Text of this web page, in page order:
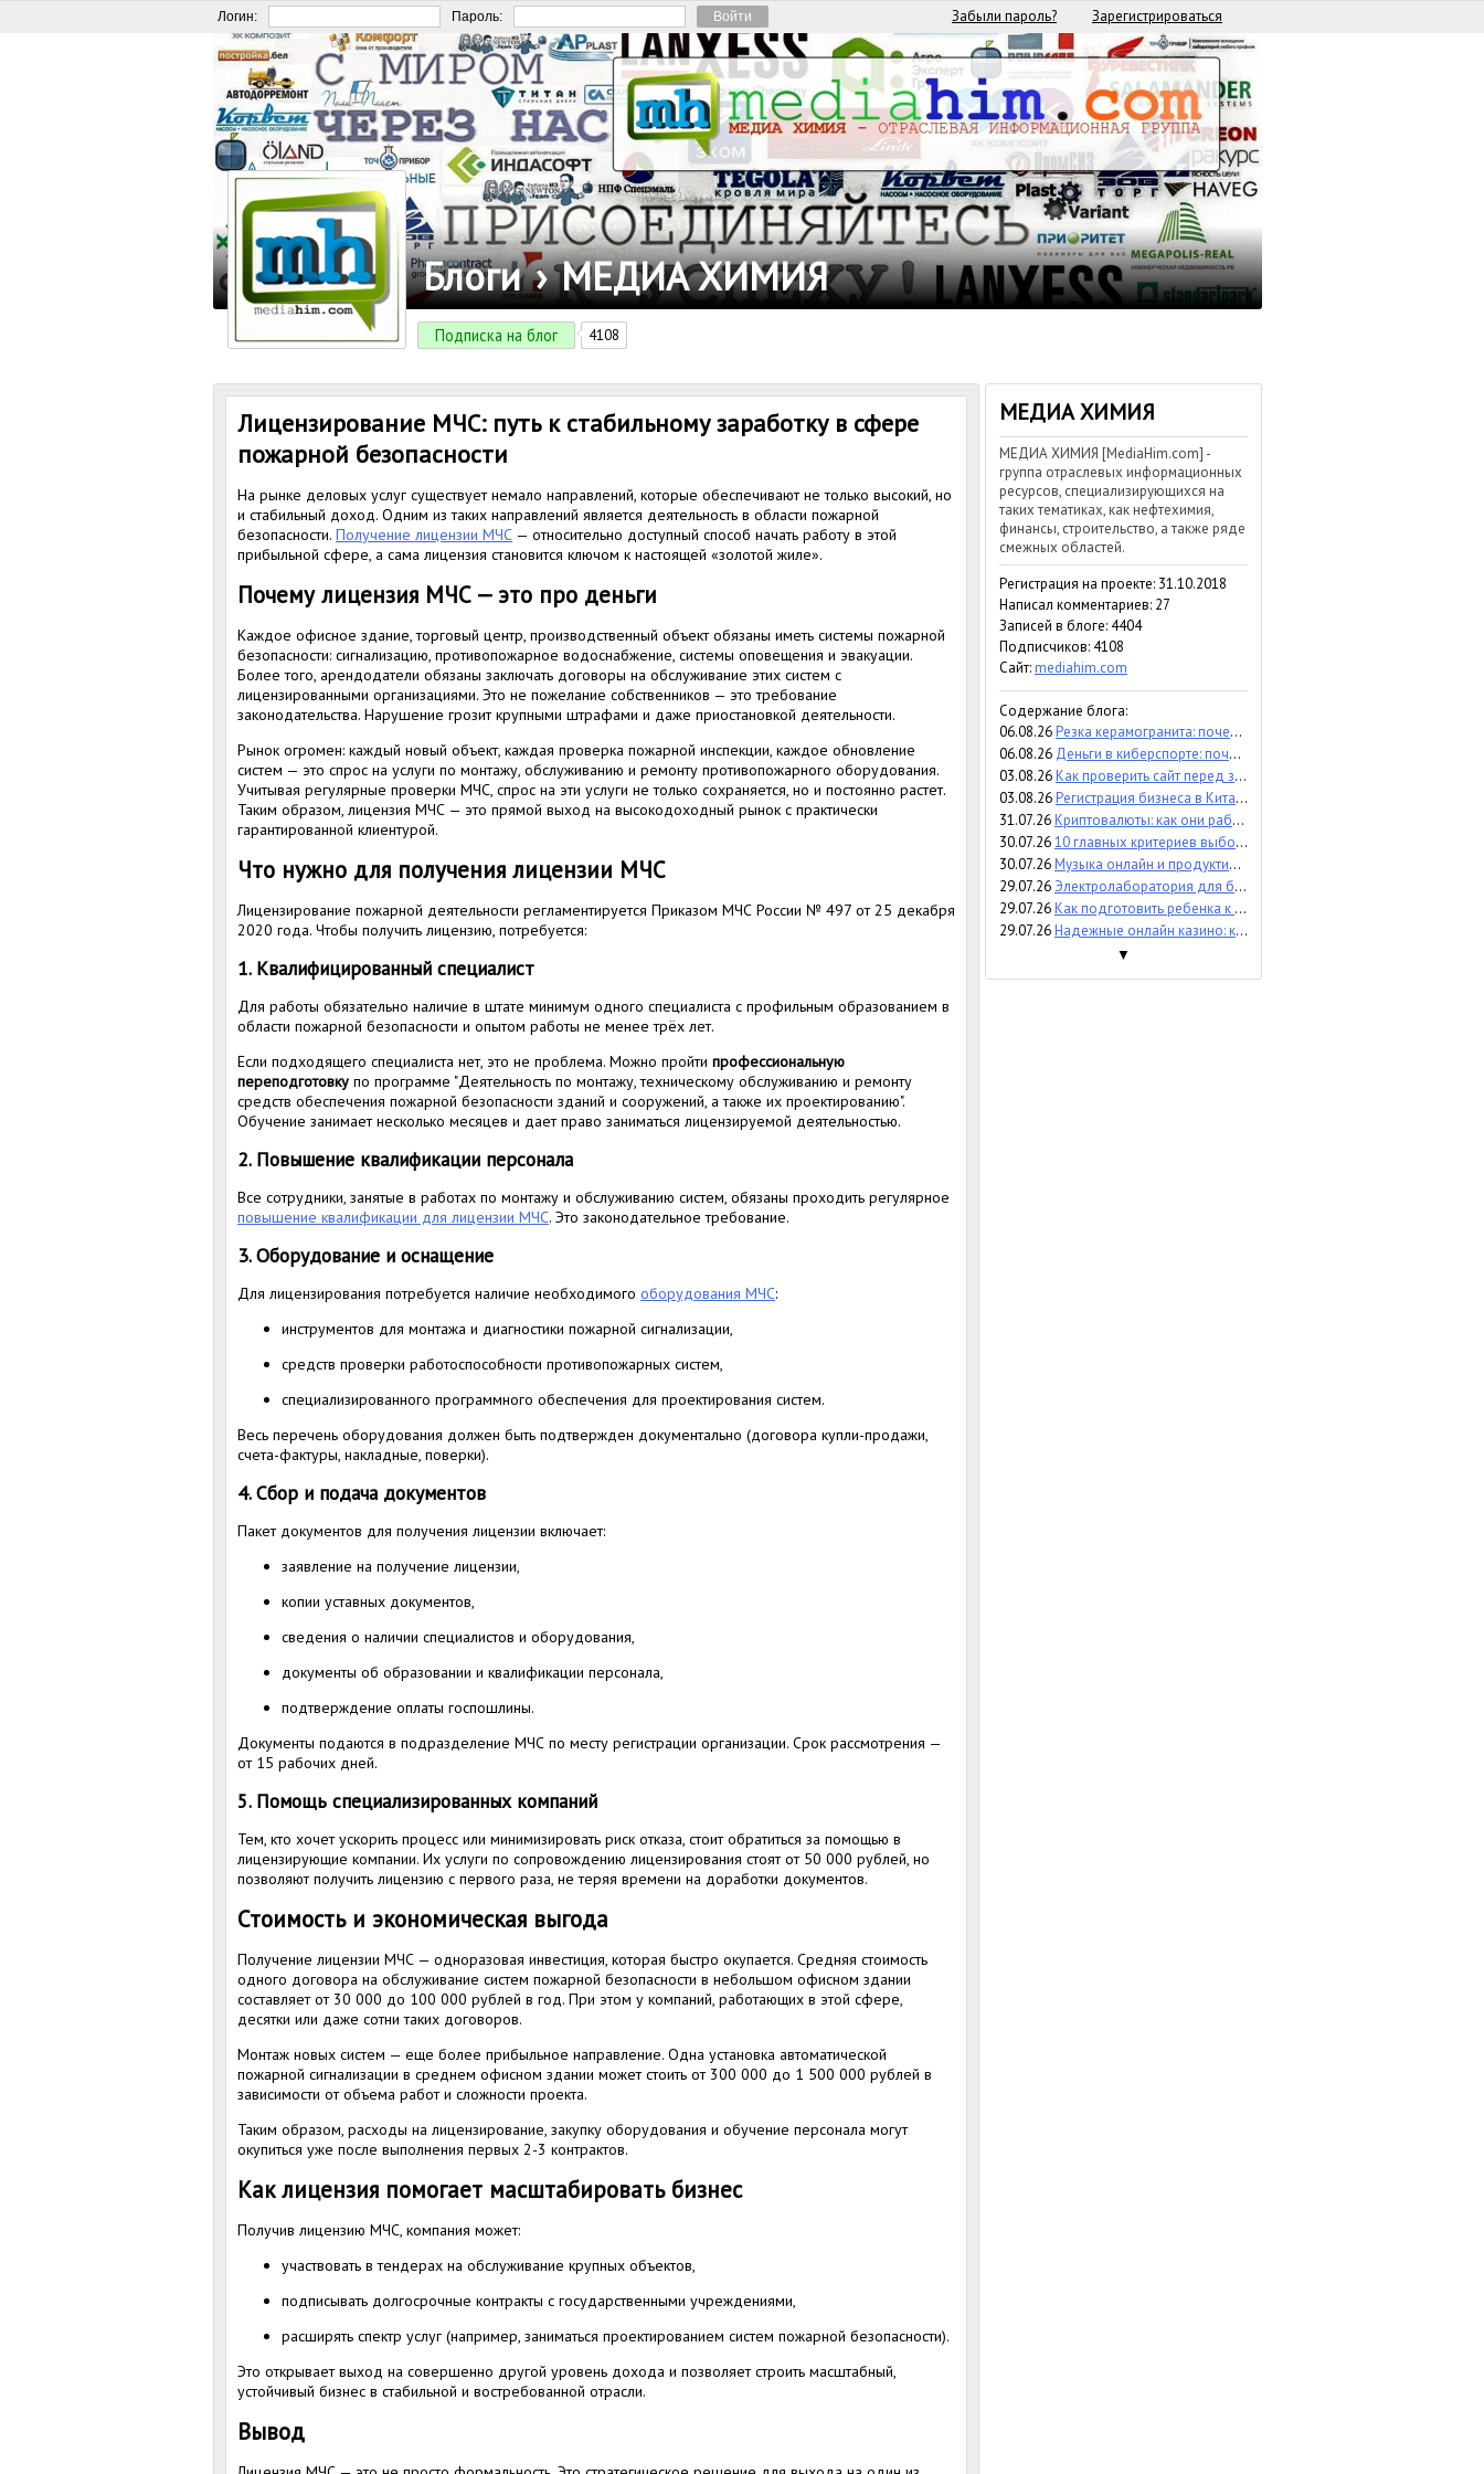
Логин: Пароль: Забыли пароль? Зарегистрироваться
Блоги › МЕДИА ХИМИЯ
Подписка на блог 4108
Лицензирование МЧС: путь к стабильному заработку в сфере
пожарной безопасности
На рынке деловых услуг существует немало направлений, которые обеспечивают не только высокий, но
и стабильный доход. Одним из таких направлений является деятельность в области пожарной
безопасности. Получение лицензии МЧС — относительно доступный способ начать работу в этой
прибыльной сфере, а сама лицензия становится ключом к настоящей «золотой жиле».
Почему лицензия МЧС — это про деньги
Каждое офисное здание, торговый центр, производственный объект обязаны иметь системы пожарной
безопасности: сигнализацию, противопожарное водоснабжение, системы оповещения и эвакуации.
Более того, арендодатели обязаны заключать договоры на обслуживание этих систем с
лицензированными организациями. Это не пожелание собственников — это требование
законодательства. Нарушение грозит крупными штрафами и даже приостановкой деятельности.
Рынок огромен: каждый новый объект, каждая проверка пожарной инспекции, каждое обновление
систем — это спрос на услуги по монтажу, обслуживанию и ремонту противопожарного оборудования.
Учитывая регулярные проверки МЧС, спрос на эти услуги не только сохраняется, но и постоянно растет.
Таким образом, лицензия МЧС — это прямой выход на высокодоходный рынок с практически
гарантированной клиентурой.
Что нужно для получения лицензии МЧС
Лицензирование пожарной деятельности регламентируется Приказом МЧС России № 497 от 25 декабря
2020 года. Чтобы получить лицензию, потребуется:
1. Квалифицированный специалист
Для работы обязательно наличие в штате минимум одного специалиста с профильным образованием в
области пожарной безопасности и опытом работы не менее трёх лет.
Если подходящего специалиста нет, это не проблема. Можно пройти профессиональную
переподготовку по программе "Деятельность по монтажу, техническому обслуживанию и ремонту
средств обеспечения пожарной безопасности зданий и сооружений, а также их проектированию".
Обучение занимает несколько месяцев и дает право заниматься лицензируемой деятельностью.
2. Повышение квалификации персонала
Все сотрудники, занятые в работах по монтажу и обслуживанию систем, обязаны проходить регулярное
повышение квалификации для лицензии МЧС. Это законодательное требование.
3. Оборудование и оснащение
Для лицензирования потребуется наличие необходимого оборудования МЧС:
инструментов для монтажа и диагностики пожарной сигнализации,
средств проверки работоспособности противопожарных систем,
специализированного программного обеспечения для проектирования систем.
Весь перечень оборудования должен быть подтвержден документально (договора купли-продажи,
счета-фактуры, накладные, поверки).
4. Сбор и подача документов
Пакет документов для получения лицензии включает:
заявление на получение лицензии,
копии уставных документов,
сведения о наличии специалистов и оборудования,
документы об образовании и квалификации персонала,
подтверждение оплаты госпошлины.
Документы подаются в подразделение МЧС по месту регистрации организации. Срок рассмотрения —
от 15 рабочих дней.
5. Помощь специализированных компаний
Тем, кто хочет ускорить процесс или минимизировать риск отказа, стоит обратиться за помощью в
лицензирующие компании. Их услуги по сопровождению лицензирования стоят от 50 000 рублей, но
позволяют получить лицензию с первого раза, не теряя времени на доработки документов.
Стоимость и экономическая выгода
Получение лицензии МЧС — одноразовая инвестиция, которая быстро окупается. Средняя стоимость
одного договора на обслуживание систем пожарной безопасности в небольшом офисном здании
составляет от 30 000 до 100 000 рублей в год. При этом у компаний, работающих в этой сфере,
десятки или даже сотни таких договоров.
Монтаж новых систем — еще более прибыльное направление. Одна установка автоматической
пожарной сигнализации в среднем офисном здании может стоить от 300 000 до 1 500 000 рублей в
зависимости от объема работ и сложности проекта.
Таким образом, расходы на лицензирование, закупку оборудования и обучение персонала могут
окупиться уже после выполнения первых 2-3 контрактов.
Как лицензия помогает масштабировать бизнес
Получив лицензию МЧС, компания может:
участвовать в тендерах на обслуживание крупных объектов,
подписывать долгосрочные контракты с государственными учреждениями,
расширять спектр услуг (например, заниматься проектированием систем пожарной безопасности).
Это открывает выход на совершенно другой уровень дохода и позволяет строить масштабный,
устойчивый бизнес в стабильной и востребованной отрасли.
Вывод
МЕДИА ХИМИЯ
МЕДИА ХИМИЯ [MediaHim.com] -
группа отраслевых информационных
ресурсов, специализирующихся на
таких тематиках, как нефтехимия,
финансы, строительство, а также ряде
смежных областей.
Регистрация на проекте: 31.10.2018
Написал комментариев: 27
Записей в блоге: 4404
Подписчиков: 4108
Сайт:mediahim.com
Содержание блога:
06.08.26Резка керамогранита: почему точность влияет на результат и расходы
06.08.26 Деньги в киберспорте: почему инвесторы вкладываются в бренд команды, а не в игрока (мнение)
03.08.26Как проверить сайт перед запуском - пошаговый аудит и контроль
03.08.26Регистрация бизнеса в Китае: что важно знать перед выходом на рынок
31.07.26Криптовалюты: как они работают, какие бывают и чем отличаются
30.07.2610 главных критериев выбора аттракционов для бизнеса
30.07.26Музыка онлайн и продуктивность: помогает сосредоточиться или отвлекает?
29.07.26 Электролаборатория для бизнеса: когда и зачем проверять электроустановки
29.07.26Как подготовить ребенка к процедуре УЗИ
29.07.26Надежные онлайн казино: критерии экспертного сравнения
▼